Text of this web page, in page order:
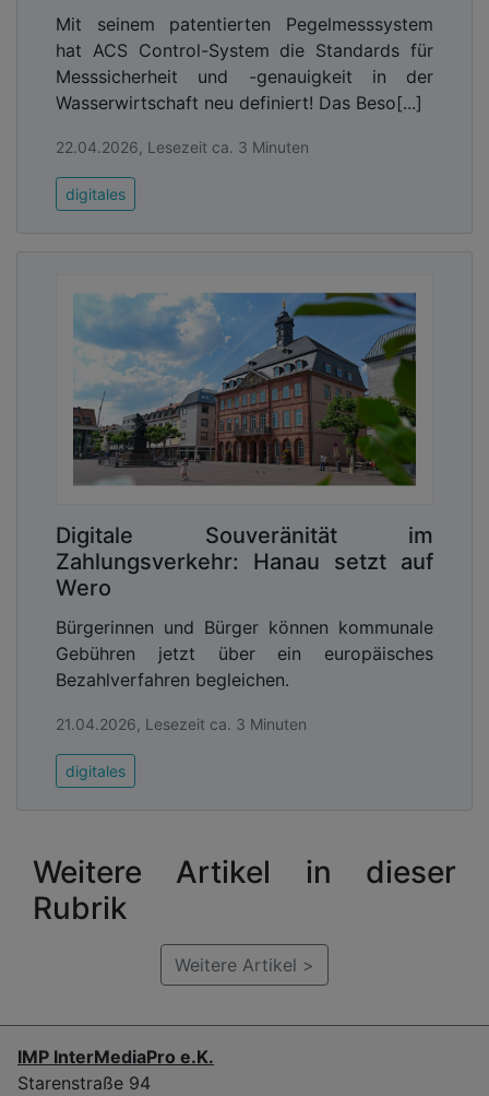
Mit seinem patentierten Pegelmesssystem
hat ACS Control-System die Standards für
Messsicherheit und -genauigkeit in der
Wasserwirtschaft neu definiert! Das Beso[...]
22.04.2026, Lesezeit ca. 3 Minuten
digitales
Digitale Souveränität im
Zahlungsverkehr: Hanau setzt auf
Wero
Bürgerinnen und Bürger können kommunale
Gebühren jetzt über ein europäisches
Bezahlverfahren begleichen.
21.04.2026, Lesezeit ca. 3 Minuten
digitales
Weitere Artikel in dieser
Rubrik
Weitere Artikel >
IMP InterMediaPro e.K.
Starenstraße 94